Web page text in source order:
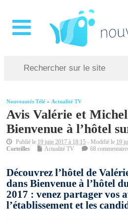
Nouveautés Télé »Actualité TV
Avis Valérie et
Bienvenue à l’hôtel
Publié le 19 juin 2017 à 18:15 - Modifié le 19
Corteilles
Actualité TV 68
Découvrez l’hôtel de
dans Bienvenue à l’hôtel
2017 : venez partager vos
l’établissement et les